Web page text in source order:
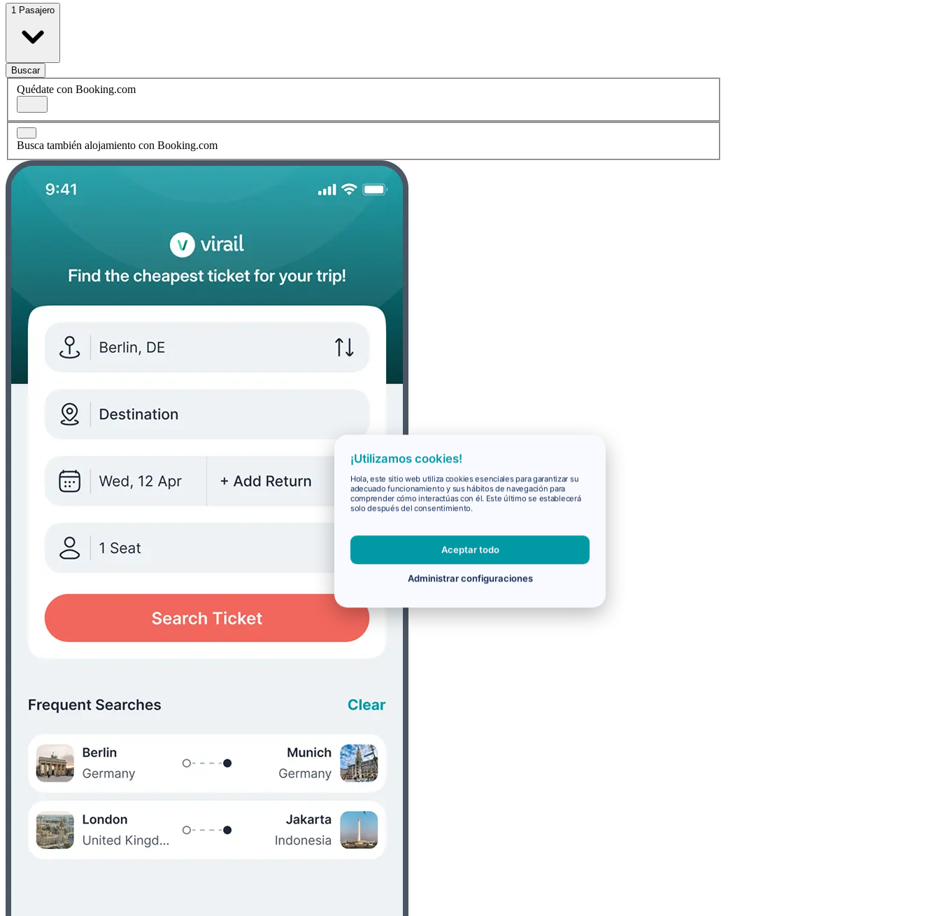
1 Pasajero
Buscar
Quédate con Booking.com
Busca también alojamiento con Booking.com
¡Utilizamos cookies!
Hola, este sitio web utiliza cookies esenciales para garantizar su
adecuado funcionamiento y sus hábitos de navegación para
comprender cómo interactúas con él. Este último se establecerá
solo después del consentimiento.
Aceptar todo
Administrar configuraciones